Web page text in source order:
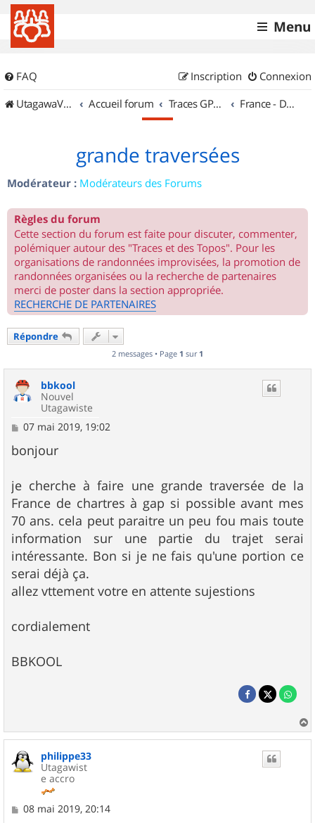
Menu
FAQ Connexion
Inscription
UtagawaVTT (Randos VTT et VTTAE avec traces GPS)
Accueil forum Traces GPS de randos VTT France - DOM-TOM
grande traversées
Modérateur : Modérateurs des Forums
Règles du forum
Cette section du forum est faite pour discuter, commenter,
polémiquer autour des "Traces et des Topos". Pour les
organisations de randonnées improvisées, la promotion de
randonnées organisées ou la recherche de partenaires
merci de poster dans la section appropriée.
RECHERCHE DE PARTENAIRES
Répondre
2 messages • Page 1 sur 1
bbkool
Nouvel
Utagawiste
M
s
s
g
e
07 mai 2019, 19:02
bonjour
je cherche à faire une grande traversée de la
France de chartres à gap si possible avant mes
70 ans. cela peut paraitre un peu fou mais toute
information sur une partie du trajet serai
intéressante. Bon si je ne fais qu'une portion ce
serai déjà ça.
allez vttement votre en attente sujestions
cordialement
BBKOOL
a
philippe33
Utagawist
e accro
M
08 mai 2019, 20:14